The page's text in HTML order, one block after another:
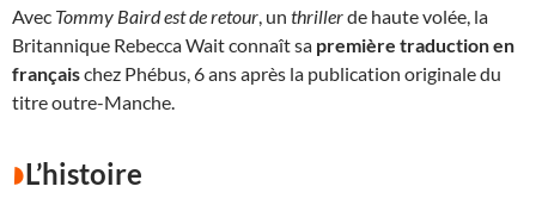
Avec Tommy Baird est de retour , un thrillerde haute volée, la
Britannique Rebecca Wait connaît sa première traduction en
françaischez Phébus, 6 ans après la publication originale du
titre outre-Manche.
L’histoire